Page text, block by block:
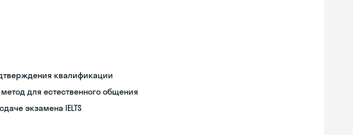
квалификации
для естественного общения
экзамена IELTS